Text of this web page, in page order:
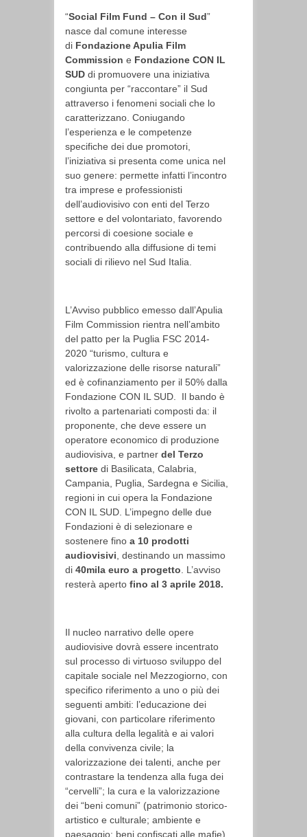
“Social Film Fund – Con il Sud”
nasce dal comune interesse
di Fondazione Apulia Film
Commission e Fondazione CON IL
SUD di promuovere una iniziativa
congiunta per “raccontare” il Sud
attraverso i fenomeni sociali che lo
caratterizzano. Coniugando
l’esperienza e le competenze
specifiche dei due promotori,
l’iniziativa si presenta come unica nel
suo genere: permette infatti l’incontro
tra imprese e professionisti
dell’audiovisivo con enti del Terzo
settore e del volontariato, favorendo
percorsi di coesione sociale e
contribuendo alla diffusione di temi
sociali di rilievo nel Sud Italia.
L’Avviso pubblico emesso dall’Apulia
Film Commission rientra nell’ambito
del patto per la Puglia FSC 2014-
2020 “turismo, cultura e
valorizzazione delle risorse naturali”
ed è cofinanziamento per il 50% dalla
Fondazione CON IL SUD. Il bando è
rivolto a partenariati composti da: il
proponente, che deve essere un
operatore economico di produzione
audiovisiva, e partner del Terzo
settore di Basilicata, Calabria,
Campania, Puglia, Sardegna e Sicilia,
regioni in cui opera la Fondazione
CON IL SUD. L’impegno delle due
Fondazioni è di selezionare e
sostenere fino a 10 prodotti
audiovisivi , destinando un massimo
di 40mila euro a progetto . L’avviso
resterà aperto fino al 3 aprile 2018.
Il nucleo narrativo delle opere
audiovisive dovrà essere incentrato
sul processo di virtuoso sviluppo del
capitale sociale nel Mezzogiorno, con
specifico riferimento a uno o più dei
seguenti ambiti: l’educazione dei
giovani, con particolare riferimento
alla cultura della legalità e ai valori
della convivenza civile; la
valorizzazione dei talenti, anche per
contrastare la tendenza alla fuga dei
“cervelli”; la cura e la valorizzazione
dei “beni comuni” (patrimonio storico-
artistico e culturale; ambiente e
paesaggio; beni confiscati alle mafie)